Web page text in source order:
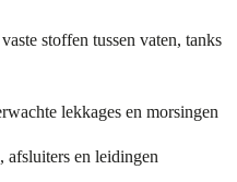
stoffen tussen vaten, tanks
lekkages en morsingen
afsluiters en leidingen